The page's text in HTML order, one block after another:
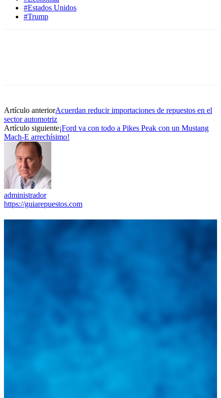
#Estados Unidos
#Trump
Artículo anteriorAcuerdan reducir importaciones de repuestos en el
sector automotriz
Artículo siguiente¡Ford va con todo a Pikes Peak con un Mustang
Mach-E arrechísimo!
administrador
https://guiarepuestos.com
locales, nacionales e internacionales.